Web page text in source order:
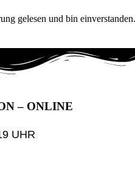
gelesen und bin einverstanden.
– ONLINE
UHR